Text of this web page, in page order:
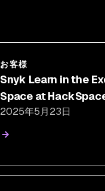
お客様
Snyk Learn in the
Space at
2025年5月23日